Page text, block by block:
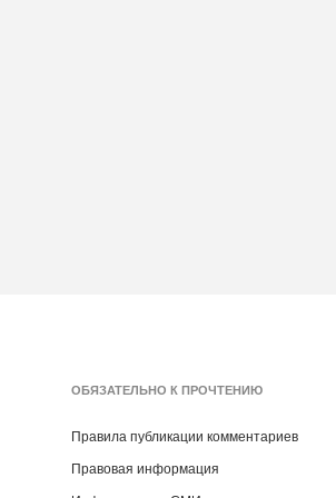
ОБЯЗАТЕЛЬНО К ПРОЧТЕНИЮ
Правила публикации комментариев
Правовая информация